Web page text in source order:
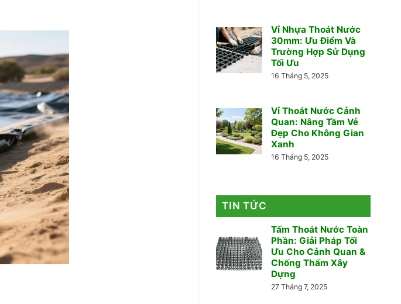
Vỉ Nhựa Thoát Nước
30mm: Ưu Điểm Và
Trường Hợp Sử Dụng
Tối Ưu
16 Tháng 5, 2025
Vỉ Thoát Nước Cảnh
Quan: Nâng Tầm Vẻ
Đẹp Cho Không Gian
Xanh
16 Tháng 5, 2025
TIN TỨC
Tấm Thoát Nước Toàn
Phần: Giải Pháp Tối
Ưu Cho Cảnh Quan &
Chống Thấm Xây
Dựng
27 Tháng 7, 2025